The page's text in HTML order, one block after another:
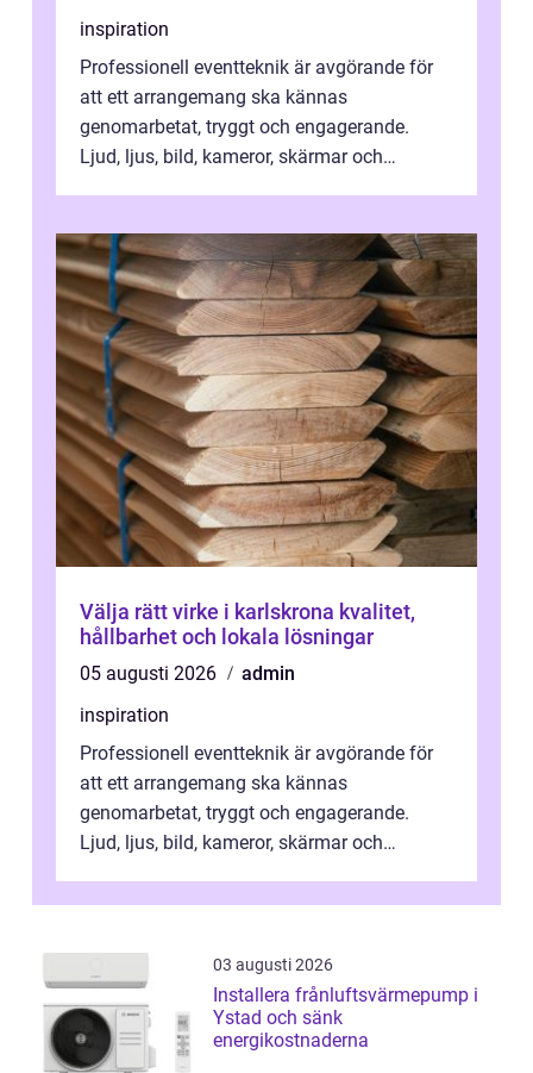
inspiration
Professionell eventteknik är avgörande för
att ett arrangemang ska kännas
genomarbetat, tryggt och engagerande.
Ljud, ljus, bild, kameror, skärmar och
Välja rätt virke i karlskrona kvalitet,
hållbarhet och lokala lösningar
05 augusti 2026
admin
inspiration
Professionell eventteknik är avgörande för
att ett arrangemang ska kännas
genomarbetat, tryggt och engagerande.
Ljud, ljus, bild, kameror, skärmar och
03 augusti 2026
Installera frånluftsvärmepump i
Ystad och sänk
energikostnaderna